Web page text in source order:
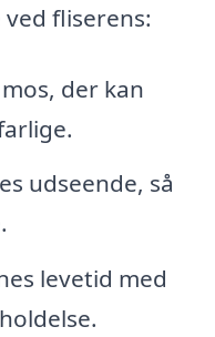
fliserens:
der kan
udseende, så
levetid med